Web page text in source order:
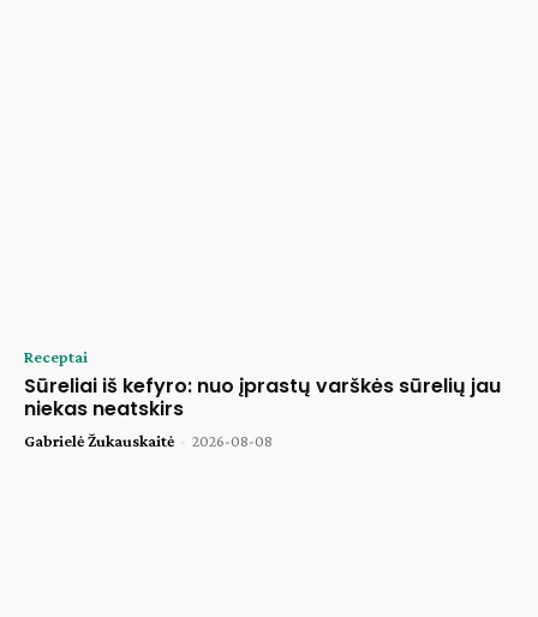
Receptai
Sūreliai iš kefyro: nuo įprastų varškės sūrelių jau
niekas neatskirs
Gabrielė Žukauskaitė - 2026-08-08